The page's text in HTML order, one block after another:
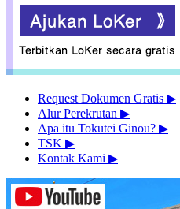
Request Dokumen Gratis ▶︎
Alur Perekrutan ▶︎
Apa itu Tokutei Ginou? ▶︎
TSK ▶︎
Kontak Kami ▶︎